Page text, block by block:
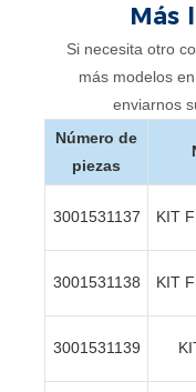
Más
Si necesita otro
más modelos
enviarnos
Número de
piezas
3001531137 KIT
3001531138 KIT
3001531139